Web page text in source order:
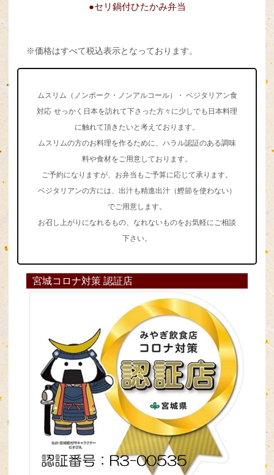
●セリ鍋付ひたかみ弁当
※価格はすべて税込表示となっております。
ムスリム（ノンポーク・ノンアルコール）・ ベジタリアン食
対応 せっかく日本を訪れて下さった方々に少しでも日本料理
に触れて頂きたいと考えております。
ムスリムの方のお料理を作るために、ハラル認証のある調味
料や食材をご用意しております。
ご予約になりますが、お弁当もご予算に応じて承ります。
ベジタリアンの方には、出汁も精進出汁（鰹節を使わない）
でご用意します。
お召し上がりになれるもの、なれないものをお気軽にご相談
下さい。
宮城コロナ対策 認証店